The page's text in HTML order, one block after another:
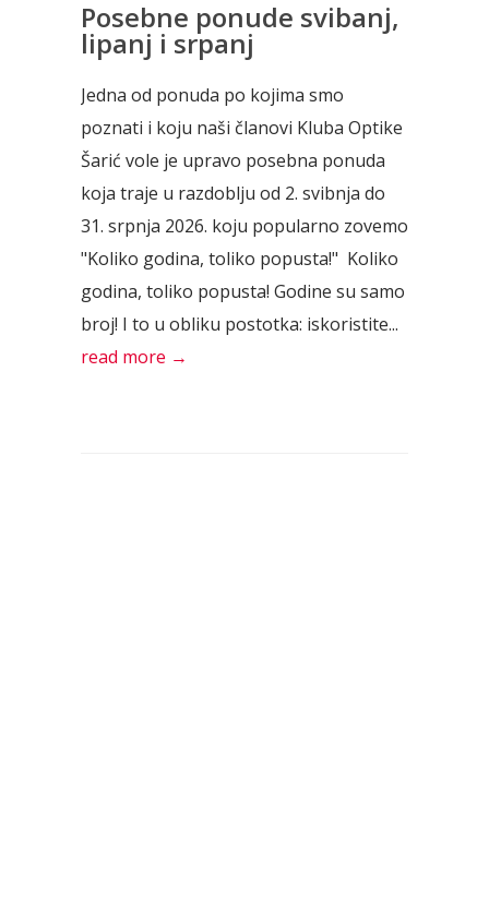
Posebne ponude svibanj,
lipanj i srpanj
Jedna od ponuda po kojima smo
poznati i koju naši članovi Kluba Optike
Šarić vole je upravo posebna ponuda
koja traje u razdoblju od 2. svibnja do
31. srpnja 2026. koju popularno zovemo
"Koliko godina, toliko popusta!" Koliko
godina, toliko popusta! Godine su samo
broj! I to u obliku postotka: iskoristite...
read more →